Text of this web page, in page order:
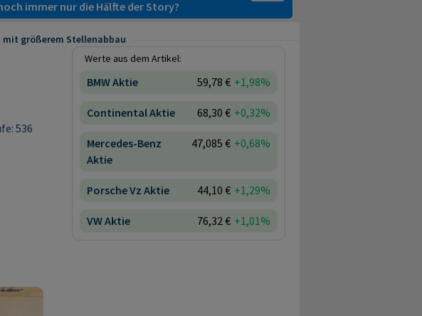
immer nur die Hälfte der Story?
mit größerem Stellenabbau
536
Werte aus dem Artikel:
BMW Aktie 59,78 € +1,98%
Continental Aktie 68,30 € +0,32%
Mercedes-Benz
Aktie
47,085 € +0,68%
Porsche Vz Aktie 44,10 € +1,29%
VW Aktie 76,32 € +1,01%